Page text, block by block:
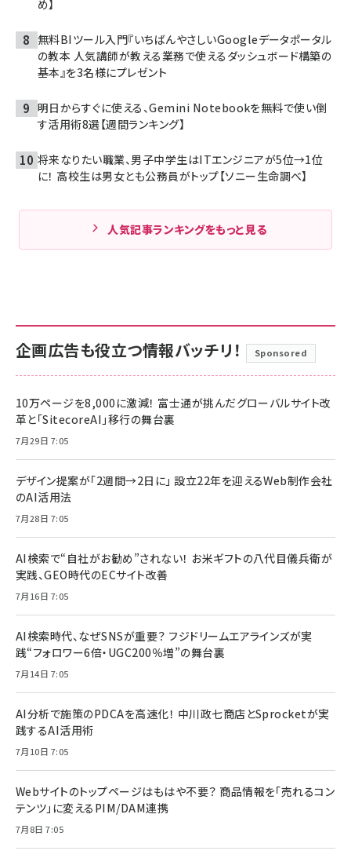
め】
無料BIツール入門『いちばんやさしいGoogleデータポータル
の教本 人気講師が教える業務で使えるダッシュボード構築の
基本』を3名様にプレゼント
明日からすぐに使える、Gemini Notebookを無料で使い倒
す活用術8選【週間ランキング】
将来なりたい職業、男子中学生はITエンジニアが5位→1位
に！ 高校生は男女とも公務員がトップ【ソニー生命調べ】
人気記事ランキングをもっと見る
企画広告も役立つ情報バッチリ！ Sponsored
10万ページを8,000に激減！ 富士通が挑んだグローバルサイト改
革と「SitecoreAI」移行の舞台裏
7月29日 7:05
デザイン提案が「2週間→2日に」 設立22年を迎えるWeb制作会社
のAI活用法
7月28日 7:05
AI検索で“自社がお勧め”されない！ お米ギフトの八代目儀兵衛が
実践、GEO時代のECサイト改善
7月16日 7:05
AI検索時代、なぜSNSが重要？ フジドリームエアラインズが実
践“フォロワー6倍・UGC200％増”の舞台裏
7月14日 7:05
AI分析で施策のPDCAを高速化！ 中川政七商店とSprocketが実
践するAI活用術
7月10日 7:05
Webサイトのトップページはもはや不要？ 商品情報を「売れるコン
テンツ」に変えるPIM/DAM連携
7月8日 7:05